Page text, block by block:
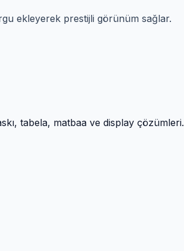
ekleyerek prestijli görünüm sağlar.
tabela, matbaa ve display çözümleri.